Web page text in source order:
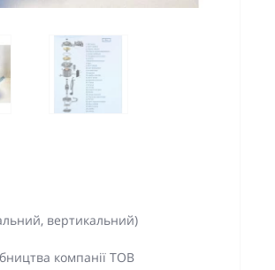
вертикальний)
компанії ТОВ